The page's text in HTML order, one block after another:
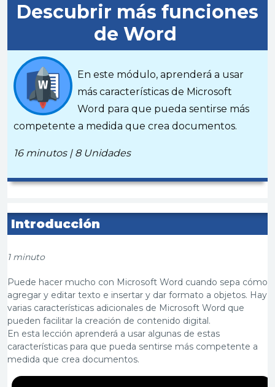
Descubrir más funciones
de Word
En este módulo, aprenderá a usar
más características de Microsoft
Word para que pueda sentirse más
competente a medida que crea documentos.
16 minutos | 8 Unidades
Introducción
1 minuto
Puede hacer mucho con Microsoft Word cuando sepa cómo
agregar y editar texto e insertar y dar formato a objetos. Hay
varias características adicionales de Microsoft Word que
pueden facilitar la creación de contenido digital.
En esta lección aprenderá a usar algunas de estas
características para que pueda sentirse más competente a
medida que crea documentos.